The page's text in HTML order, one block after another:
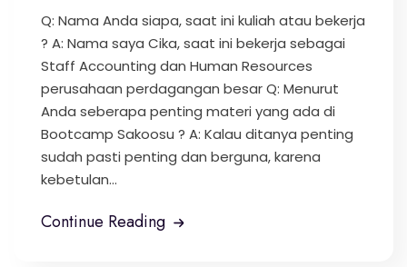
Q: Nama Anda siapa, saat ini kuliah atau bekerja
? A: Nama saya Cika, saat ini bekerja sebagai
Staff Accounting dan Human Resources
perusahaan perdagangan besar Q: Menurut
Anda seberapa penting materi yang ada di
Bootcamp Sakoosu ? A: Kalau ditanya penting
sudah pasti penting dan berguna, karena
kebetulan...
Continue Reading